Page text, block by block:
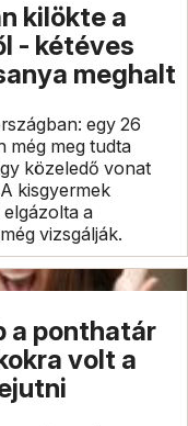
kilökte a
- kétéves
meghalt
egy 26
még meg tudta
közeledő vonat
kisgyermek
a
vizsgálják.
a ponthatár
volt a